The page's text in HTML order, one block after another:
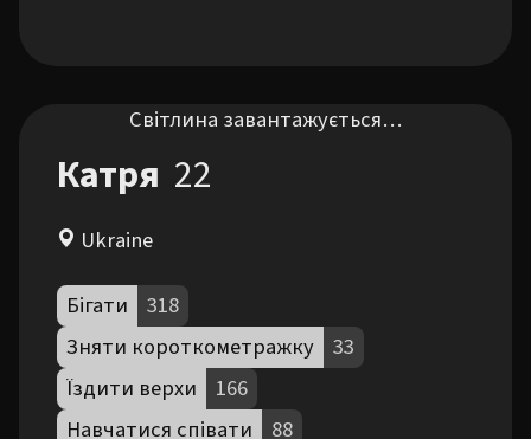
Світлина завантажується…
Катря 22
Ukraine
Бігати
318
Зняти короткометражку
33
Їздити верхи
166
Навчатися співати
88